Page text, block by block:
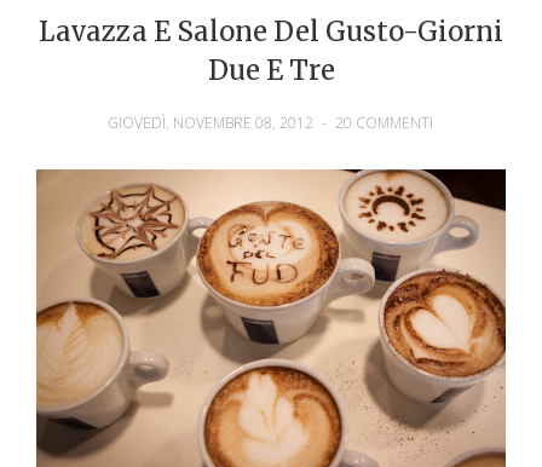
Lavazza E Salone Del Gusto-Giorni
Due E Tre
GIOVEDÌ, NOVEMBRE 08, 2012 - 20 COMMENTI